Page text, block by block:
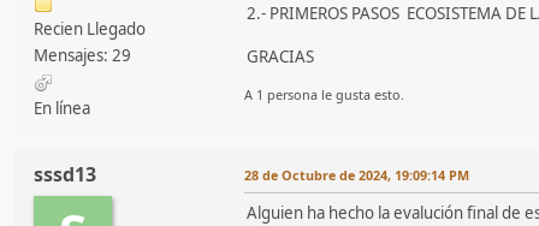
Recien Llegado
Mensajes: 29
En línea
2.- PRIMEROS PASOS ECOSISTEMA
GRACIAS
A 1 persona le gusta esto.
sssd13 28 de Octubre de 2024, 19:09:14 PM
Alguien ha hecho la evalución final de